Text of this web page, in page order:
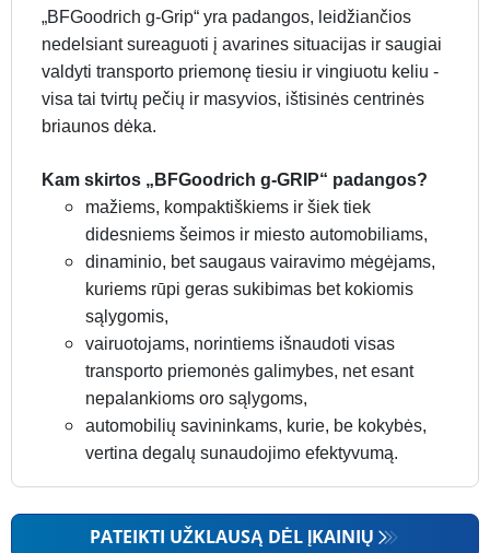
„BFGoodrich g-Grip“ yra padangos, leidžiančios
nedelsiant sureaguoti į avarines situacijas ir saugiai
valdyti transporto priemonę tiesiu ir vingiuotu keliu -
visa tai tvirtų pečių ir masyvios, ištisinės centrinės
briaunos dėka.
Kam skirtos „BFGoodrich g-GRIP“ padangos?
mažiems, kompaktiškiems ir šiek tiek
didesniems šeimos ir miesto automobiliams,
dinaminio, bet saugaus vairavimo mėgėjams,
kuriems rūpi geras sukibimas bet kokiomis
sąlygomis,
vairuotojams, norintiems išnaudoti visas
transporto priemonės galimybes, net esant
nepalankioms oro sąlygoms,
automobilių savininkams, kurie, be kokybės,
vertina degalų sunaudojimo efektyvumą.
PATEIKTI UŽKLAUSĄ DĖL ĮKAINIŲ